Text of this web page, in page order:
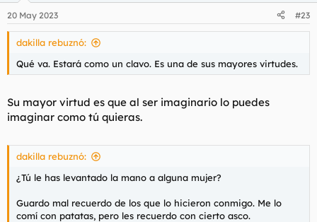
e
s
20 May 2023 #23
dakilla rebuznó:
Qué va. Estará como un clavo. Es una de sus mayores virtudes.
Su mayor virtud es que al ser imaginario lo puedes
imaginar como tú quieras.
dakilla rebuznó:
¿Tú le has levantado la mano a alguna mujer?
Guardo mal recuerdo de los que lo hicieron conmigo. Me lo
comí con patatas, pero les recuerdo con cierto asco.